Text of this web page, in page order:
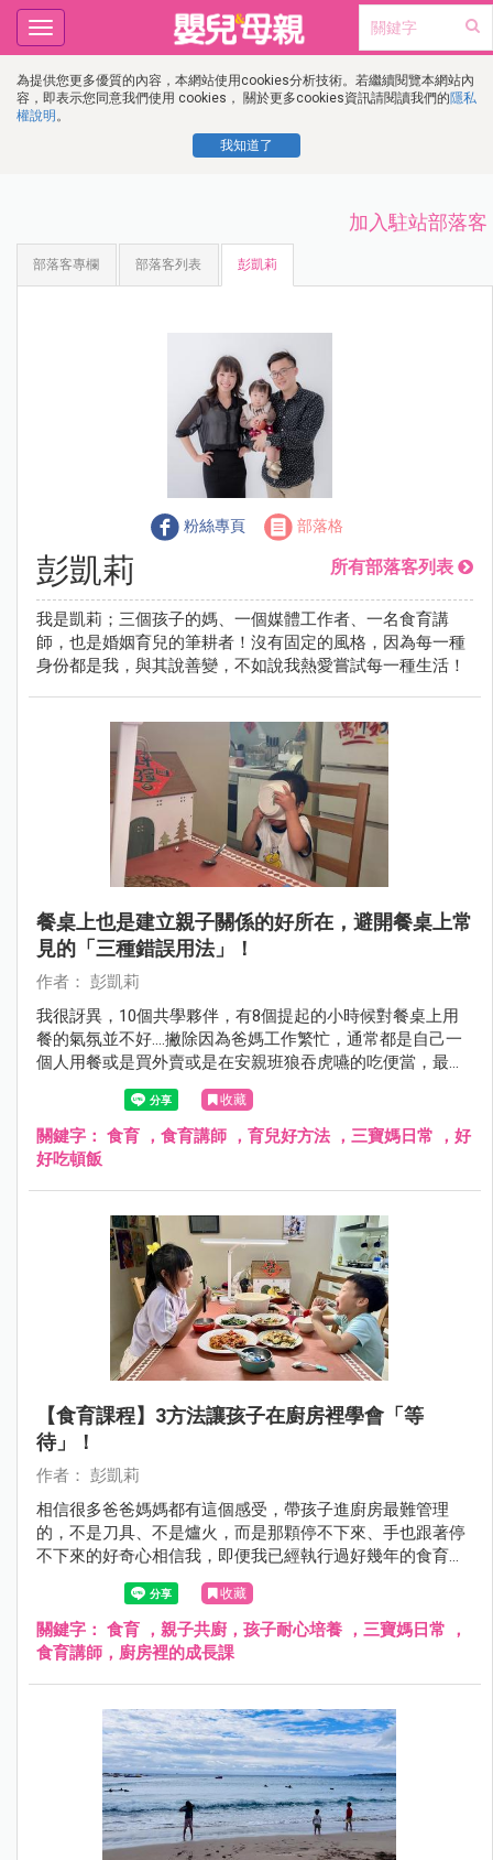
為提供您更多優質的內容，本網站使用cookies分析技術。若繼續閱覽本網站內
容，即表示您同意我們使用 cookies， 關於更多cookies資訊請閱讀我們的隱私
權說明 。
我知道了
Toggle
navigation
加入駐站部落客
部落客專欄 部落客列表 彭凱莉
粉絲專頁 部落格
彭凱莉 所有部落客列表
我是凱莉；三個孩子的媽、一個媒體工作者、一名食育講
師，也是婚姻育兒的筆耕者！沒有固定的風格，因為每一種
身份都是我，與其說善變，不如說我熱愛嘗試每一種生活！
餐桌上也是建立親子關係的好所在，避開餐桌上常
見的「三種錯誤用法」！
作者： 彭凱莉
我很訝異，10個共學夥伴，有8個提起的小時候對餐桌上用
餐的氣氛並不好....撇除因為爸媽工作繁忙，通常都是自己一
個人用餐或是買外賣或是在安親班狼吞虎嚥的吃便當，最多
人說的是「爸嗎很喜歡在吃飯時檢討考試和表現狀況⋯⋯」
收藏
關鍵字： 食育 ，食育講師 ，育兒好方法 ，三寶媽日常 ，好
好吃頓飯
【食育課程】3方法讓孩子在廚房裡學會「等
待」！
作者： 彭凱莉
相信很多爸爸媽媽都有這個感受，帶孩子進廚房最難管理
的，不是刀具、不是爐火，而是那顆停不下來、手也跟著停
不下來的好奇心相信我，即便我已經執行過好幾年的食育課
程，但這顆好奇心也還是會讓我忍不住倒吸一口氣但我想說
的是，對孩子而言這不是壞事，而是學習的機會～
收藏
關鍵字： 食育 ，親子共廚，孩子耐心培養 ，三寶媽日常 ，
食育講師，廚房裡的成長課